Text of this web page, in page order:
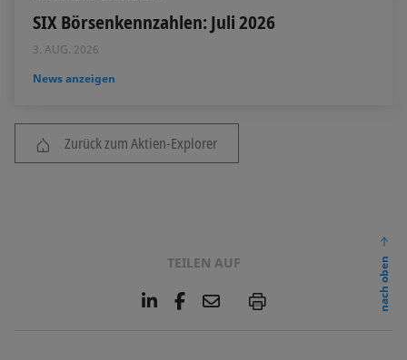
SIX Börsenkennzahlen: Juli 2026
3. AUG. 2026
News anzeigen
Zurück zum Aktien-Explorer
TEILEN AUF
L
F
E
P
nach oben